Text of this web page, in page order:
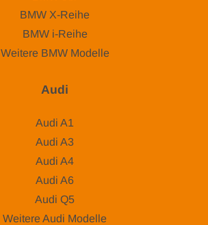
BMW X-Reihe
BMW i-Reihe
Weitere BMW Modelle
Audi
Audi A1
Audi A3
Audi A4
Audi A6
Audi Q5
Weitere Audi Modelle